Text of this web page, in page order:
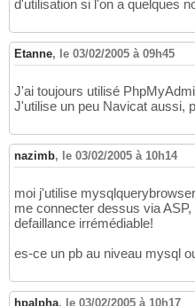
d'utilisation si l'on a quelques
Etanne, le 03/02/2005 à 09h45
J'ai toujours utilisé
J'utilise un peu Navicat aussi,
nazimb, le 03/02/2005 à 10h14
moi j'utilise
me connecter dessus via
defaillance irrémédiable!
es-ce un pb au niveau mysql
hpalpha, le 03/02/2005 à 10h17